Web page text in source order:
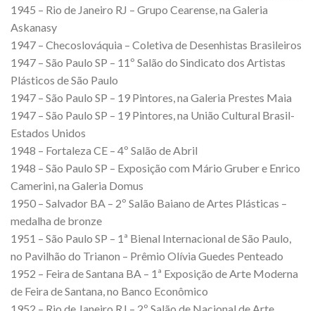
1945 – Rio de Janeiro RJ – Grupo Cearense, na Galeria
Askanasy
1947 – Checoslováquia – Coletiva de Desenhistas Brasileiros
1947 – São Paulo SP – 11º Salão do Sindicato dos Artistas
Plásticos de São Paulo
1947 – São Paulo SP – 19 Pintores, na Galeria Prestes Maia
1947 – São Paulo SP – 19 Pintores, na União Cultural Brasil-
Estados Unidos
1948 – Fortaleza CE – 4º Salão de Abril
1948 – São Paulo SP – Exposição com Mário Gruber e Enrico
Camerini, na Galeria Domus
1950 – Salvador BA – 2º Salão Baiano de Artes Plásticas –
medalha de bronze
1951 – São Paulo SP – 1ª Bienal Internacional de São Paulo,
no Pavilhão do Trianon – Prêmio Olívia Guedes Penteado
1952 – Feira de Santana BA – 1ª Exposição de Arte Moderna
de Feira de Santana, no Banco Econômico